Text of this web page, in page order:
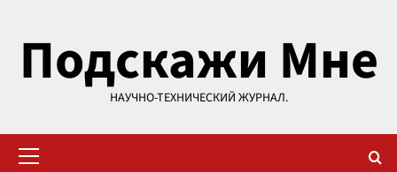
содержимому
Подскажи Мне
НАУЧНО-ТЕХНИЧЕСКИЙ ЖУРНАЛ.
меню